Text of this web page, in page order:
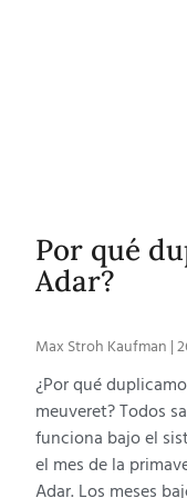
Por qué
Adar?
Max Stroh Kaufman
¿Por qué
meuveret? Todos
funciona bajo el
el mes de la